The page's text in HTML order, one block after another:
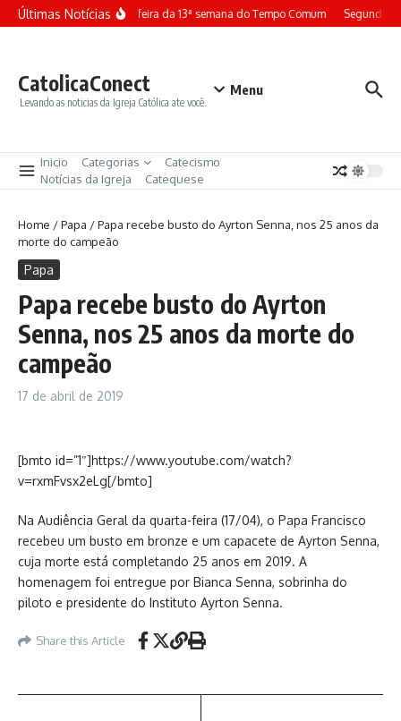
Ir para o conteúdo
Últimas NotíciasTerça-feira da 13ª semana do Tempo Comum Segunda-
CatolicaConect
Levando as noticias da Igreja Católica ate você.
Menu
Inicio Categorias
Catecismo
Notícias da Igreja
Catequese
Home /Papa /Papa recebe busto do Ayrton Senna, nos 25 anos da
morte do campeão
Papa
Papa recebe busto do Ayrton
Senna, nos 25 anos da morte do
campeão
17 de abril de 2019
[bmto id=”1″]https://www.youtube.com/watch?
v=rxmFvsx2eLg[/bmto]
Na Audiência Geral da quarta-feira (17/04), o Papa Francisco
recebeu um busto em bronze e um capacete de Ayrton Senna,
cuja morte está completando 25 anos em 2019. A
homenagem foi entregue por Bianca Senna, sobrinha do
piloto e presidente do Instituto Ayrton Senna.
Share this Article